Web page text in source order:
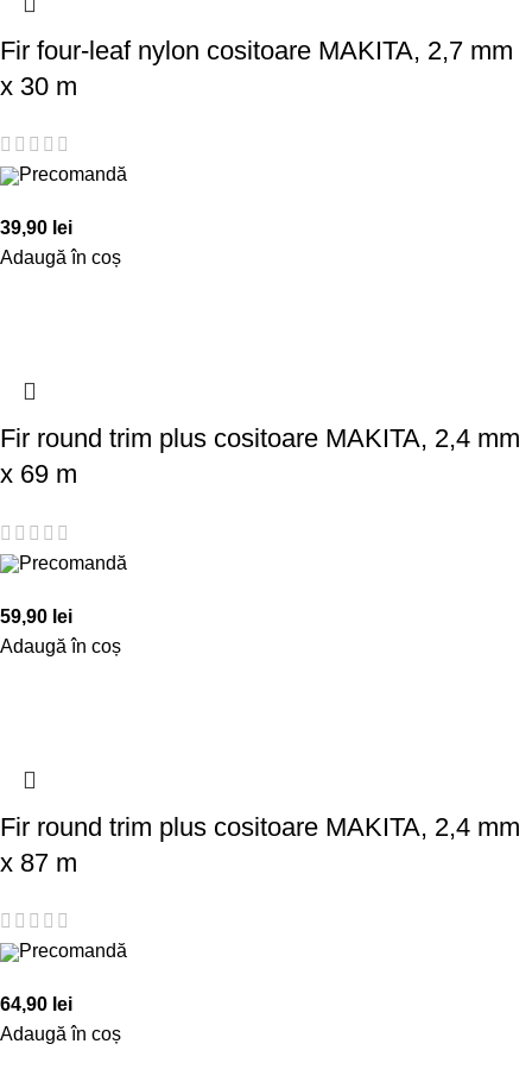
Fir four-leaf nylon cositoare MAKITA, 2,7 mm
x 30 m
Precomandă
39,90 lei
Adaugă în coș
Fir round trim plus cositoare MAKITA, 2,4 mm
x 69 m
Precomandă
59,90 lei
Adaugă în coș
Fir round trim plus cositoare MAKITA, 2,4 mm
x 87 m
Precomandă
64,90 lei
Adaugă în coș